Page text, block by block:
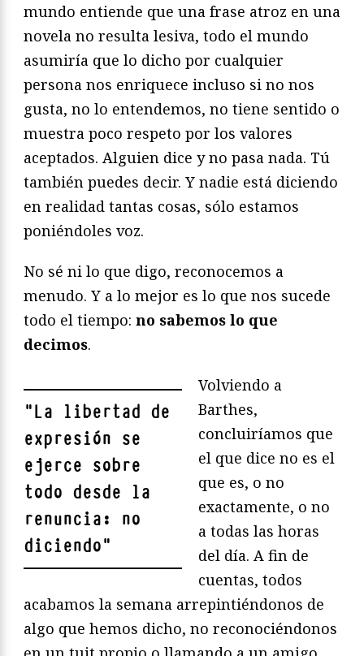
mundo entiende que una frase atroz en una
novela no resulta lesiva, todo el mundo
asumiría que lo dicho por cualquier
persona nos enriquece incluso si no nos
gusta, no lo entendemos, no tiene sentido o
muestra poco respeto por los valores
aceptados. Alguien dice y no pasa nada. Tú
también puedes decir. Y nadie está diciendo
en realidad tantas cosas, sólo estamos
poniéndoles voz.
No sé ni lo que digo, reconocemos a
menudo. Y a lo mejor es lo que nos sucede
todo el tiempo: no sabemos lo que
decimos.
"La libertad de
expresión se
ejerce sobre
todo desde la
renuncia: no
diciendo"
Volviendo a
Barthes,
concluiríamos que
el que dice no es el
que es, o no
exactamente, o no
a todas las horas
del día. A fin de
cuentas, todos
acabamos la semana arrepintiéndonos de
algo que hemos dicho, no reconociéndonos